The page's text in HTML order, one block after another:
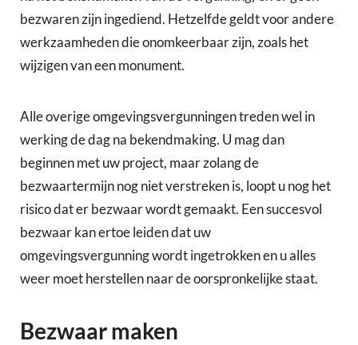
bezwaren zijn ingediend. Hetzelfde geldt voor andere
werkzaamheden die onomkeerbaar zijn, zoals het
wijzigen van een monument.
Alle overige omgevingsvergunningen treden wel in
werking de dag na bekendmaking. U mag dan
beginnen met uw project, maar zolang de
bezwaartermijn nog niet verstreken is, loopt u nog het
risico dat er bezwaar wordt gemaakt. Een succesvol
bezwaar kan ertoe leiden dat uw
omgevingsvergunning wordt ingetrokken en u alles
weer moet herstellen naar de oorspronkelijke staat.
Bezwaar maken